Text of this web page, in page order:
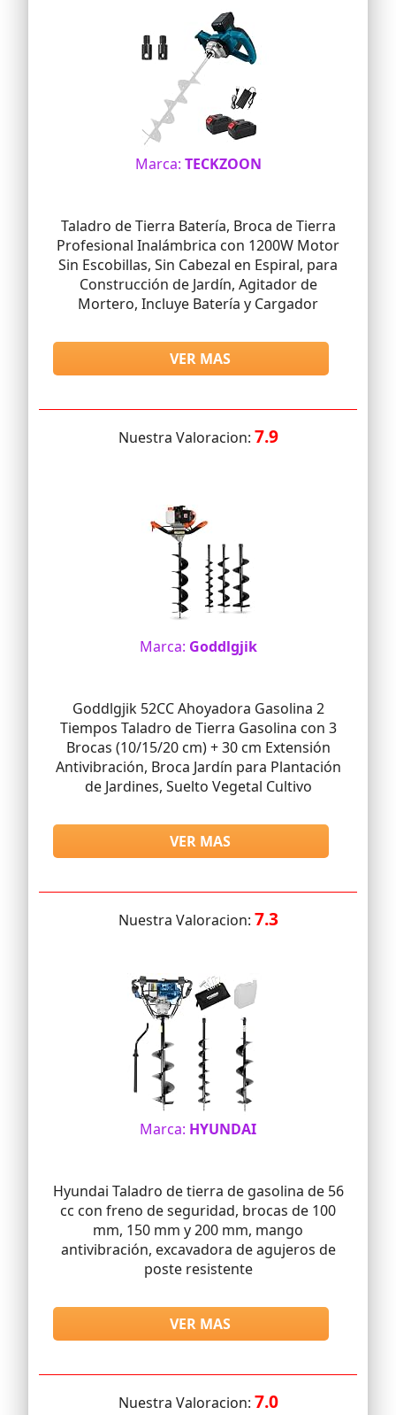
Marca: TECKZOON
Taladro de Tierra Batería, Broca de Tierra
Profesional Inalámbrica con 1200W Motor
Sin Escobillas, Sin Cabezal en Espiral, para
Construcción de Jardín, Agitador de
Mortero, Incluye Batería y Cargador
VER MAS
Nuestra Valoracion: 7.9
Marca: Goddlgjik
Goddlgjik 52CC Ahoyadora Gasolina 2
Tiempos Taladro de Tierra Gasolina con 3
Brocas (10/15/20 cm) + 30 cm Extensión
Antivibración, Broca Jardín para Plantación
de Jardines, Suelto Vegetal Cultivo
VER MAS
Nuestra Valoracion: 7.3
Marca: HYUNDAI
Hyundai Taladro de tierra de gasolina de 56
cc con freno de seguridad, brocas de 100
mm, 150 mm y 200 mm, mango
antivibración, excavadora de agujeros de
poste resistente
VER MAS
Nuestra Valoracion: 7.0